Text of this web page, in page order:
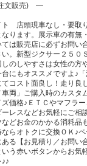
文販売) ―
ト 店頭現車なし・要取
なります。展示車の有無
ては販売店に必ずお問い
い。新型ジクサー２５０
しのしやすさは女性の方
台にもオススメですよ♪
てコスト面良し！走り良
車両」ご購入時のカスタ
ズ価格♪ＥＴＣやマフラ
ーレスなどお気軽にご相
などお金のかかる消耗品
ならオトクに交換ＯＫ♪
ある【お見積り／お問い
いう赤いボタンからお気